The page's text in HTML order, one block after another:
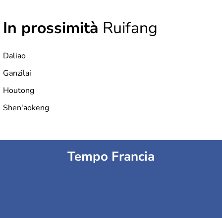
In prossimità Ruifang
Daliao
Ganzilai
Houtong
Shen'aokeng
Tempo Francia